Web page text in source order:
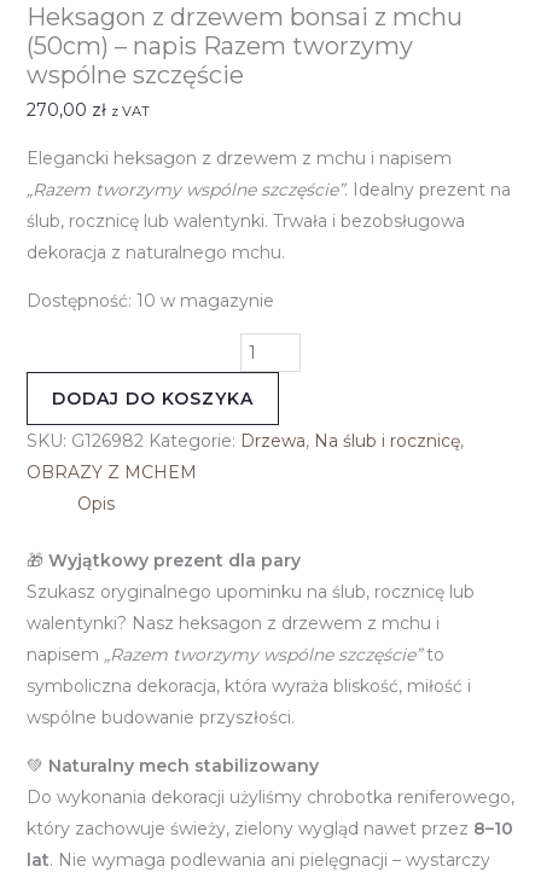
Heksagon z drzewem bonsai z mchu
(50cm) – napis Razem tworzymy
wspólne szczęście
270,00 zł z VAT
Elegancki heksagon z drzewem z mchu i napisem
„Razem tworzymy wspólne szczęście”. Idealny prezent na
ślub, rocznicę lub walentynki. Trwała i bezobsługowa
dekoracja z naturalnego mchu.
Dostępność: 10 w magazynie
DODAJ DO KOSZYKA
SKU: G126982 Kategorie: Drzewa, Na ślub i rocznicę,
OBRAZY Z MCHEM
Opis
🎁 Wyjątkowy prezent dla pary
Szukasz oryginalnego upominku na ślub, rocznicę lub
walentynki? Nasz heksagon z drzewem z mchu i
napisem „Razem tworzymy wspólne szczęście”to
symboliczna dekoracja, która wyraża bliskość, miłość i
wspólne budowanie przyszłości.
💚 Naturalny mech stabilizowany
Do wykonania dekoracji użyliśmy chrobotka reniferowego,
który zachowuje świeży, zielony wygląd nawet przez 8–10
lat. Nie wymaga podlewania ani pielęgnacji – wystarczy